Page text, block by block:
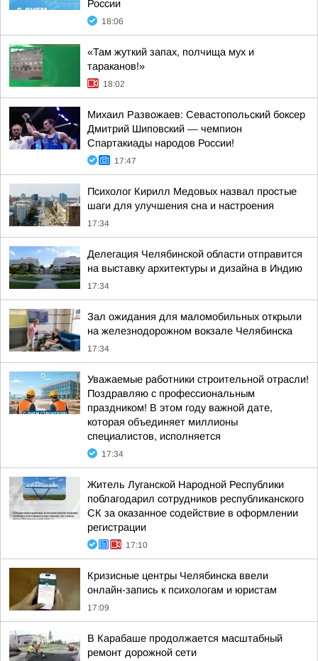
России
18:06
«Там жуткий запах, полчища мух и
тараканов!»
18:02
Михаил Развожаев: Севастопольский боксер
Дмитрий Шиповский — чемпион
Спартакиады народов России!
17:47
Психолог Кирилл Медовых назвал простые
шаги для улучшения сна и настроения
17:34
Делегация Челябинской области отправится
на выставку архитектуры и дизайна в Индию
17:34
Зал ожидания для маломобильных открыли
на железнодорожном вокзале Челябинска
17:34
Уважаемые работники строительной отрасли!
Поздравляю с профессиональным
праздником! В этом году важной дате,
которая объединяет миллионы
специалистов, исполняется
17:34
Житель Луганской Народной Республики
поблагодарил сотрудников республиканского
СК за оказанное содействие в оформлении
регистрации
17:10
Кризисные центры Челябинска ввели
онлайн-запись к психологам и юристам
17:09
В Карабаше продолжается масштабный
ремонт дорожной сети